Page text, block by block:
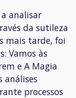
analisar
da sutileza
mais tarde, foi
Vamos às
e A Magia
análises
processos